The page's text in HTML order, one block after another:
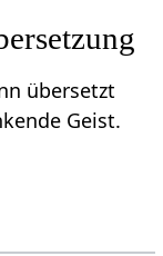
übersetzt
Geist.